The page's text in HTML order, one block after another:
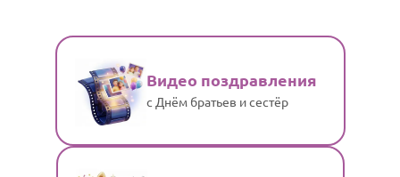
Видео поздравления
с Днём братьев и сестёр